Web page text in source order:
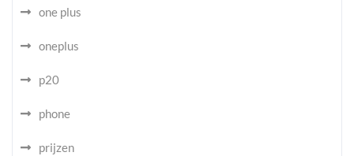
one plus
oneplus
p20
phone
prijzen